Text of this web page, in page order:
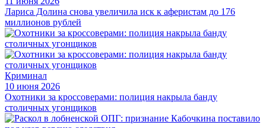
Лариса Долина снова увеличила иск к аферистам до 176
миллионов рублей
Криминал
10 июня 2026
Охотники за кроссоверами: полиция накрыла банду
столичных угонщиков